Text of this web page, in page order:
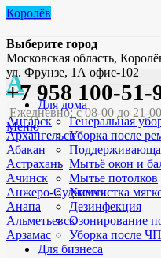
Королёв
Выберите город
А
Ангарск
Архангельск
Абакан
Астрахань
Ачинск
Анжеро-Судженск
Анапа
Альметьевск
Арзамас
Московская область,
ул. Фрунзе, 1А офис-102
+7 958 100-51-
Ежедневно: с 08-00 до 21-00
Меню
Для дома
Генеральная
Уборка после
Мытьё окон и
Мытье потолков
Химчистка
Дезинфекция
Озонирование
Уборка после ЧП
Для бизнеса